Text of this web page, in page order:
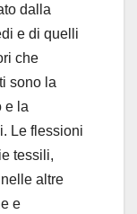
dalla
e di quelli
che
sono la
e la
Le flessioni
tessili,
altre
e